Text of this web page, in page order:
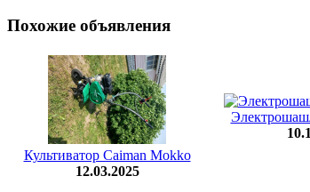
Похожие объявления
Культиватор Caiman Mokko
12.03.2025